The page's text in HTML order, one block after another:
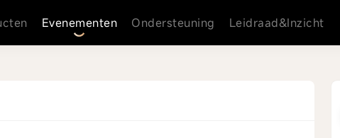
Evenementen Ondersteuning Leidraad&Inzicht